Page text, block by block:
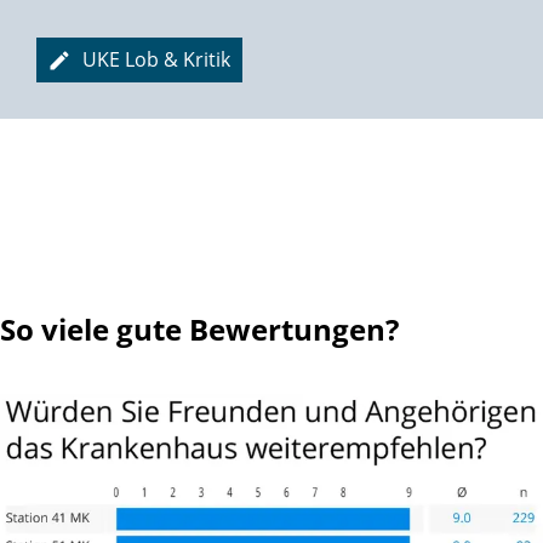
Die Batterie jedoch ist längst nicht leer!
Hüpfball, Theraband, diverse Geräte
Staunt man, wie sich viele Männer entpuppen
Als Prostataoperierte: man kann es kaum glauben,
Sie sind oft resigniert wegen etlicher Naupen,
Sei es ein schmerzhafter Drang, die durchnässte Hose,
Manchmal aus Not auch in größerer Dose.
UKE Lob & Kritik
So viele gute Bewertungen?